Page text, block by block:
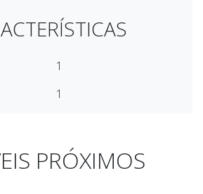
1
1
PRÓXIMOS